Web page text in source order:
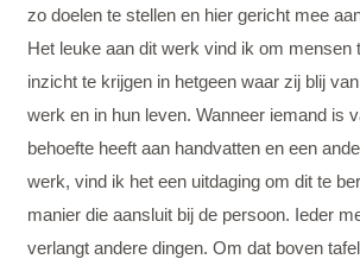
zo doelen te stellen en hier gericht mee
Het leuke aan dit werk vind ik om mensen
inzicht te krijgen in hetgeen waar zij blij
werk en in hun leven. Wanneer iemand is
behoefte heeft aan handvatten en een
werk, vind ik het een uitdaging om dit te
manier die aansluit bij de persoon. Ieder
verlangt andere dingen. Om dat boven